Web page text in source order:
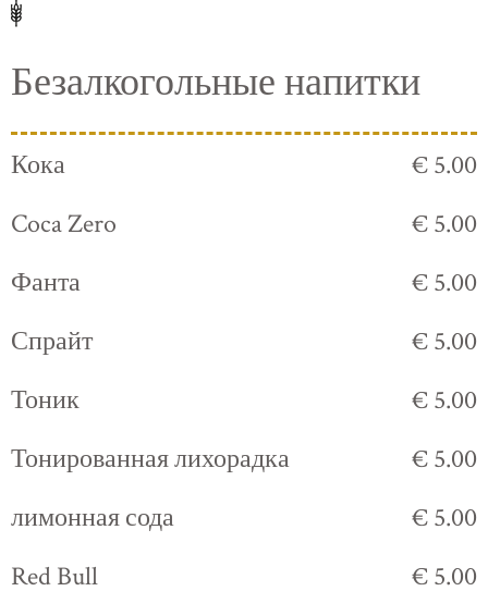
Безалкогольные напитки
Кока
€ 5.00
Coca Zero
€ 5.00
Фанта
€ 5.00
Спрайт
€ 5.00
Тоник
€ 5.00
Тонированная лихорадка
€ 5.00
лимонная сода
€ 5.00
Red Bull
€ 5.00